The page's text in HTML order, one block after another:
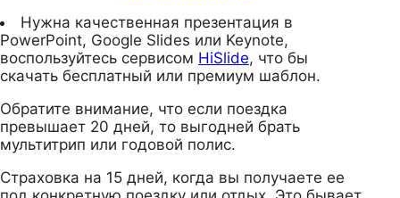
Нужна качественная презентация в
PowerPoint, Google Slides или Keynote,
воспользуйтесь сервисом HiSlide, что бы
скачать бесплатный или премиум шаблон.
Обратите внимание, что если поездка
превышает 20 дней, то выгодней брать
мультитрип или годовой полис.
Страховка на 15 дней, когда вы получаете ее